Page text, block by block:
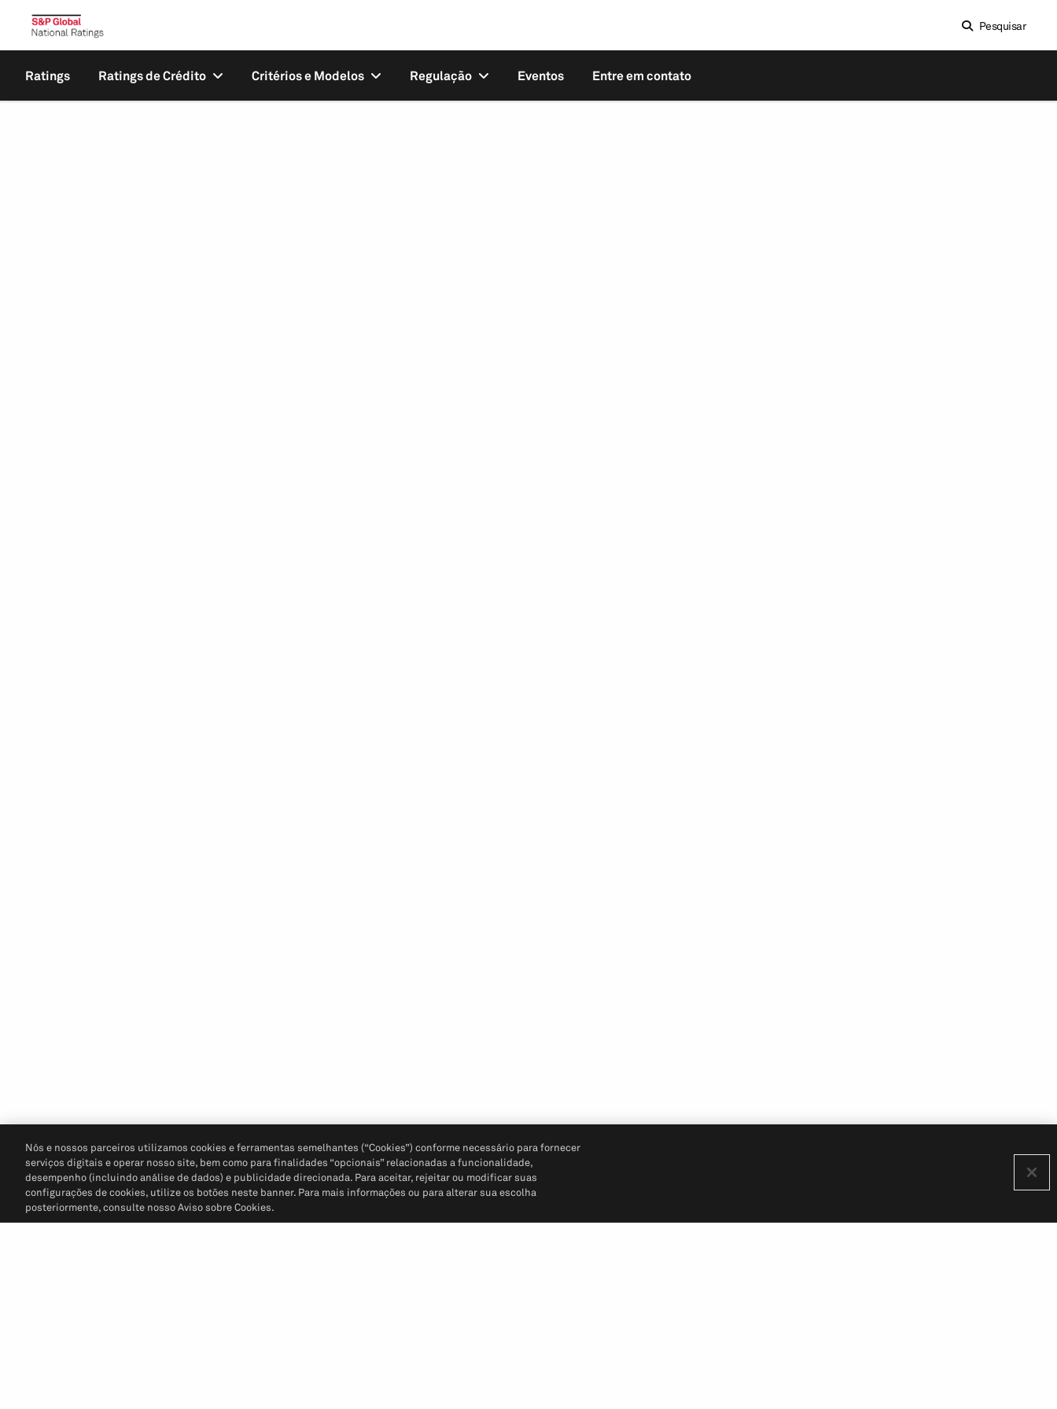
Pesquisar
Ratings Ratings de Crédito Critérios e Modelos Regulação Eventos Entre em contato
Nós e nossos parceiros utilizamos cookies e ferramentas semelhantes (“Cookies”) conforme necessário para fornecer
serviços digitais e operar nosso site, bem como para finalidades “opcionais” relacionadas a funcionalidade,
desempenho (incluindo análise de dados) e publicidade direcionada. Para aceitar, rejeitar ou modificar suas
configurações de cookies, utilize os botões neste banner. Para mais informações ou para alterar sua escolha
posteriormente, consulte nosso Aviso sobre Cookies.